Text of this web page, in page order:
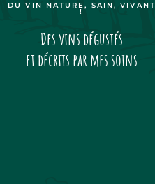
DU VIN NATURE, SAIN, VIVANT
!
Des vins dégustés
et décrits par mes soins